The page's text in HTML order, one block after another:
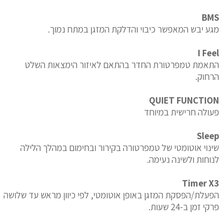
BMS
מגע יבש המאפשר כיבוי והדלקת המזגן במתח נמוך.
I Feel
התאמת טמפרטורת החדר בהתאם לאיזור הימצאות השלט
הרחוק.
QUIET FUNCTION
פעולה חרישית במיוחד
Sleep
שינוי אוטומטי של טמפרטורה בקירור ובחימום במהלך הלילה
לנוחות ולשינה נעימה.
Timer X3
הפעלת/הפסקת המזגן באופן אוטומטי, לפי כיוון מראש עד שלושה
פרקי זמן ב-24 שעות.